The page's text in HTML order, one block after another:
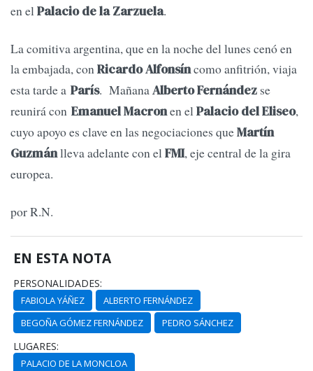
en elPalacio de la Zarzuela.
La comitiva argentina, que en la noche del lunes cenó en
la embajada, conRicardo Alfonsíncomo anfitrión, viaja
esta tarde a París. MañanaAlberto Fernández se
reunirá con Emanuel Macronen elPalacio del Eliseo,
cuyo apoyo es clave en las negociaciones queMartín
Guzmánlleva adelante con elFMI, eje central de la gira
europea.
por R.N.
EN ESTA NOTA
PERSONALIDADES:
FABIOLA YÁÑEZ
ALBERTO FERNÁNDEZ
BEGOÑA GÓMEZ FERNÁNDEZ
PEDRO SÁNCHEZ
LUGARES:
PALACIO DE LA MONCLOA